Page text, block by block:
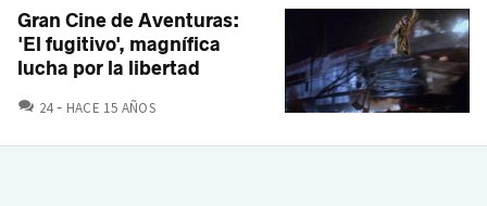
Gran Cine de Aventuras:
'El fugitivo', magnífica
lucha por la libertad
24 COMENTARIOS
HACE 15 AÑOS